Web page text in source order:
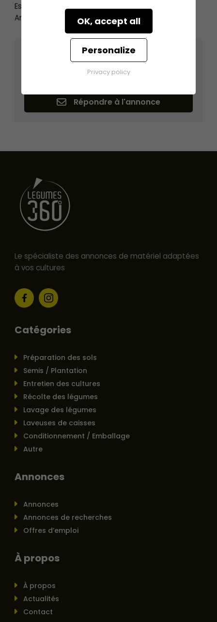
Estrades
Armoire électrique générale
Légumes 360
DIVATTE SUR LOIRE (44450)
Répondre à l'annonce
Le spécialiste des annonces de matériel adaptées
à vos cultures
Catégories
Préparation des sols
Semis / Plantation
Entretien des cultures
Récolte des légumes
Lavage des légumes
Laveuses de caisses
Conditionnement / Emballage
Autre
Annonces
Annonces
Annonces de recherches
Offres d’emploi
À propos
À propos
Actualités
Contact
OK, accept all
Personalize
Privacy policy